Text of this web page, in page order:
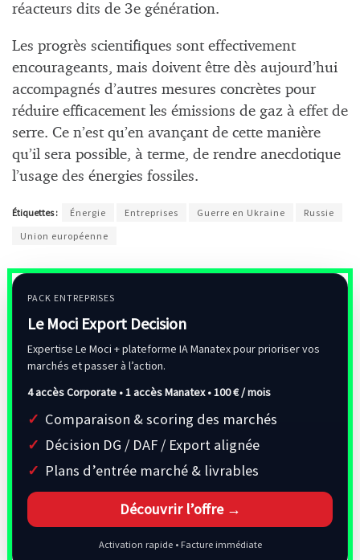
réacteurs dits de 3e génération.
Les progrès scientifiques sont effectivement
encourageants, mais doivent être dès aujourd’hui
accompagnés d’autres mesures concrètes pour
réduire efficacement les émissions de gaz à effet de
serre. Ce n’est qu’en avançant de cette manière
qu’il sera possible, à terme, de rendre anecdotique
l’usage des énergies fossiles.
Étiquettes : Énergie Entreprises Guerre en Ukraine
Russie
Union européenne
PACK ENTREPRISES
Le Moci Export Decision
Expertise Le Moci + plateforme IA Manatex pour prioriser vos
marchés et passer à l’action.
4 accès Corporate • 1 accès Manatex •100 € / mois
Comparaison & scoring des marchés
Décision DG / DAF / Export alignée
Plans d’entrée marché & livrables
Découvrir l’offre →
Activation rapide • Facture immédiate